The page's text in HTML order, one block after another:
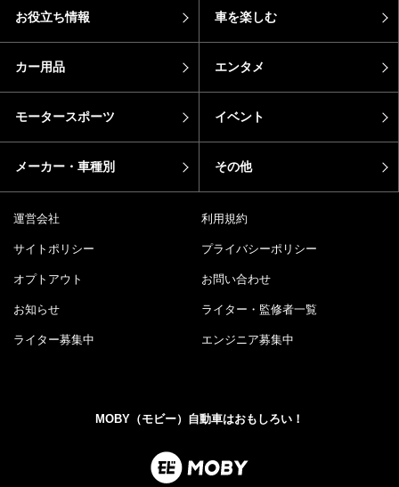
お役立ち情報 車を楽しむ
カー用品 エンタメ
モータースポーツ イベント
メーカー・車種別 その他
運営会社 利用規約
サイトポリシー プライバシーポリシー
オプトアウト お問い合わせ
お知らせ ライター・監修者一覧
ライター募集中 エンジニア募集中
MOBY（モビー）自動車はおもしろい！